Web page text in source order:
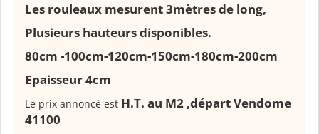
Les rouleaux mesurent 3mètres de long,
Plusieurs hauteurs disponibles.
80cm -100cm-120cm-150cm-180cm-200cm
Epaisseur 4cm
Le prix annoncé est H.T. au M2 ,départ Vendome
41100